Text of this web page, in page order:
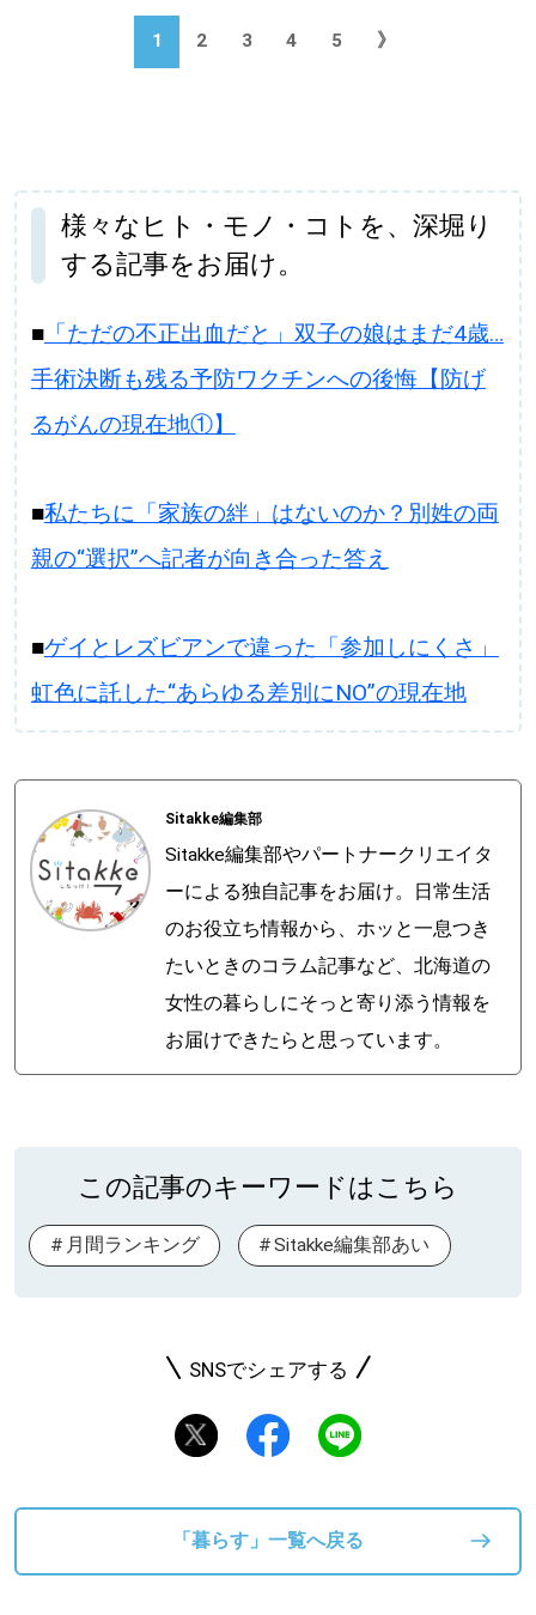
1 2 3 4 5 》
様々なヒト・モノ・コトを、深堀り
する記事をお届け。
■「ただの不正出血だと」双子の娘はまだ4歳…
手術決断も残る予防ワクチンへの後悔【防げ
るがんの現在地①】
■私たちに「家族の絆」はないのか？別姓の両
親の“選択”へ記者が向き合った答え
■ゲイとレズビアンで違った「参加しにくさ」
虹色に託した“あらゆる差別にNO”の現在地
Sitakke編集部
Sitakke編集部やパートナークリエイタ
ーによる独自記事をお届け。日常生活
のお役立ち情報から、ホッと一息つき
たいときのコラム記事など、北海道の
女性の暮らしにそっと寄り添う情報を
お届けできたらと思っています。
この記事のキーワードはこちら
月間ランキング Sitakke編集部あい
SNSでシェアする
「暮らす」一覧へ戻る